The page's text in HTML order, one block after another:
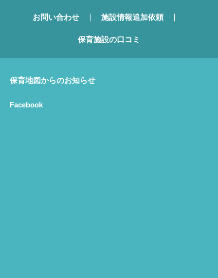
お問い合わせ 施設情報追加依頼
保育施設の口コミ
保育地図からのお知らせ
Facebook